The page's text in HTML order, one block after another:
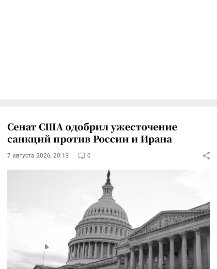
Сенат США одобрил ужесточение
санкций против России и Ирана
7 августа 2026, 20:13 0